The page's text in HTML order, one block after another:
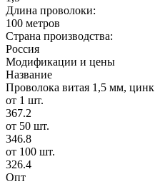
Длина проволоки:
100 метров
Страна производства:
Россия
Модификации и цены
Название
Проволока витая 1,5 мм, цинк
от 1 шт.
367.2
от 50 шт.
346.8
от 100 шт.
326.4
Опт